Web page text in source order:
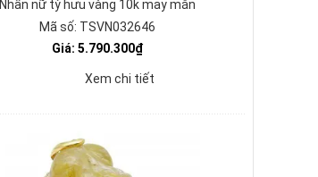
Nhẫn nữ tỳ hưu vàng 10k may mắn
Mã số: TSVN032646
Giá: 5.790.300₫
Xem chi tiết